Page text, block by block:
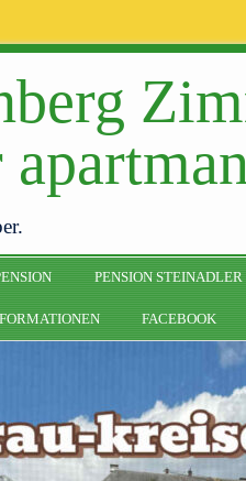
PENSION STEINADLER
FACEBOOK